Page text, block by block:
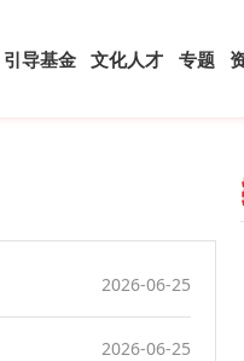
引导基金 文化人才 专题
2026-06-25
2026-06-25